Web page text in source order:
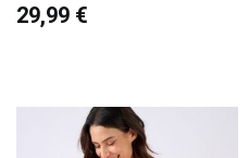
29,99 €